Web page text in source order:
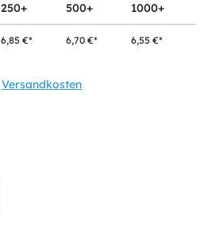
250+ 500+ 1000+
6,85 €* 6,70 €* 6,55 €*
Versandkosten